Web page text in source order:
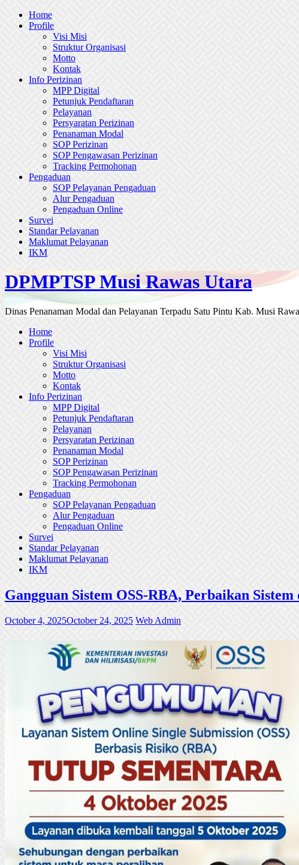
Skip
Home
Profile
Visi Misi
Struktur Organisasi
Motto
Kontak
Info Perizinan
MPP Digital
Petunjuk Pendaftaran
Pelayanan
Persyaratan Perizinan
Penanaman Modal
SOP Perizinan
SOP Pengawasan Perizinan
Tracking Permohonan
Pengaduan
SOP Pelayanan Pengaduan
Alur Pengaduan
Pengaduan Online
Survei
Standar Pelayanan
Maklumat Pelayanan
IKM
DPMPTSP Musi Rawas Utara
Dinas Penanaman Modal dan Pelayanan Terpadu Satu Pintu Kab. Musi
Home
Profile
Visi Misi
Struktur Organisasi
Motto
Kontak
Info Perizinan
MPP Digital
Petunjuk Pendaftaran
Pelayanan
Persyaratan Perizinan
Penanaman Modal
SOP Perizinan
SOP Pengawasan Perizinan
Tracking Permohonan
Pengaduan
SOP Pelayanan Pengaduan
Alur Pengaduan
Pengaduan Online
Survei
Standar Pelayanan
Maklumat Pelayanan
IKM
Gangguan Sistem OSS-RBA, Perbaikan
October 4, 2025October 24, 2025 Web Admin